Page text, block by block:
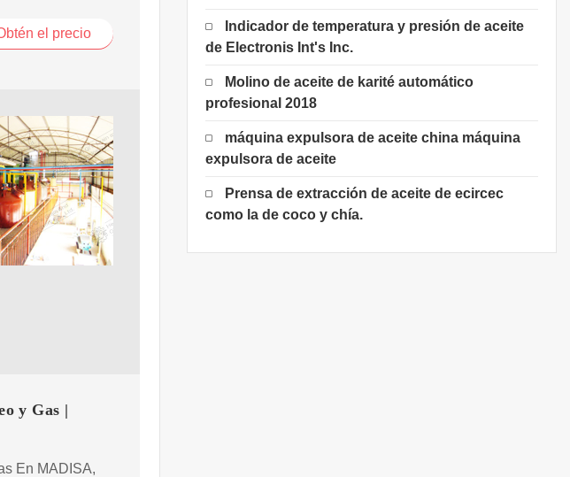
el precio
y Gas |
En MADISA,
Indicador de temperatura y presión de aceite
de Electronis Int's Inc.
Molino de aceite de karité automático
profesional 2018
máquina expulsora de aceite china máquina
expulsora de aceite
Prensa de extracción de aceite de ecircec
como la de coco y chía.